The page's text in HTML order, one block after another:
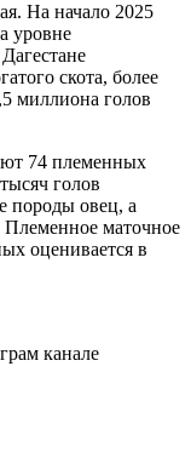
На начало 2025
уровне
скота, более
миллиона голов
74 племенных
голов
породы овец, а
Племенное маточное
оценивается в
канале